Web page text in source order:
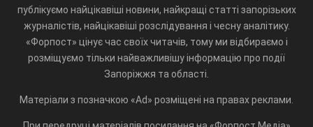
публікуємо найцікавіші новини, найкращі статті запорізьких
журналістів, найцікавіші розслідування і чесну аналітику.
«Форпост» цінує час своїх читачів, тому ми відбираємо і
розміщуємо тільки найважливішу інформацію про події
Запоріжжя та області.
Матеріали з позначкою «Ad» розміщені на правах реклами.